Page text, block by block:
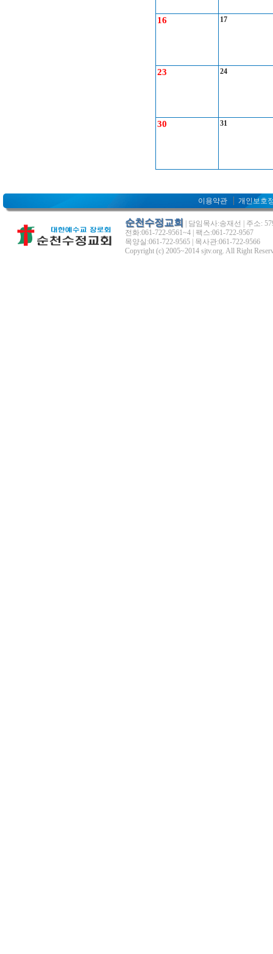
16 17
23 24
30 31
이용약관 개인보호
순천수정교회 | 담임목사:송재선 | 주소:
전화:061-722-9561~4 | 팩스:061-722-9567
목양실:061-722-9565 | 목사관:061-722-9566
Copyright (c) 2005~2014 sjtv.org. All Right